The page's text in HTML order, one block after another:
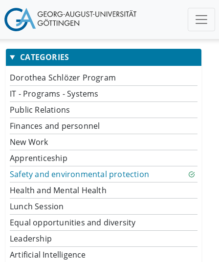
CATEGORIES
Dorothea Schlözer Program
IT - Programs - Systems
Public Relations
Finances and personnel
New Work
Apprenticeship
Safety and environmental protection
Health and Mental Health
Lunch Session
Equal opportunities and diversity
Leadership
Artificial Intelligence